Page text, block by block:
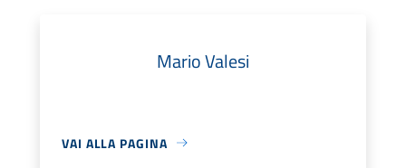
Mario Valesi
VAI ALLA PAGINA